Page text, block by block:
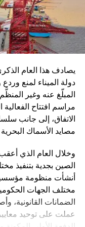
ولم يغفل الباحث
أكد أنها تقوم على
أن فلسفة الحزام
تقوم على التنمية
وأضاف أن الصين من
جديد في العلاقات
الصراع الجيوسياسي.
ورغم النجاحات
التحديات التي تواجه
اختلاف
مخاطر
تفاوت مستويات
التأثيرات
وأكد أن معالجة هذه
يصادف هذا العام الذكرى
دولة الميناء لمنع
مراسم افتتاح
الاتفاق، إلى جانب
مصايد الأسماك البحرية
وخلال العام الذي
الصين بجدية بتنفيذ
أنشأت منظومة
مختلف الجهات
الضمانات القانونية،
عملت على توحيد